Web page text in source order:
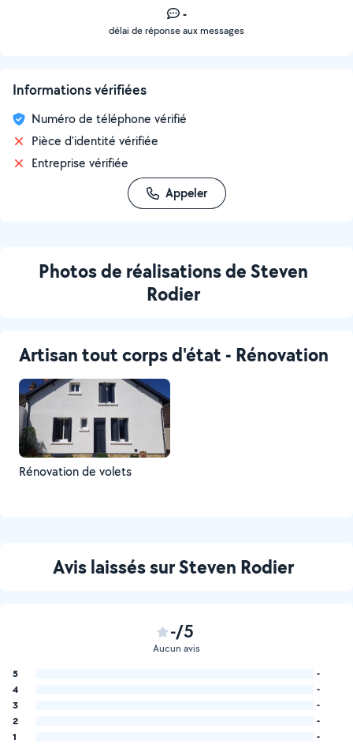
-
délai de réponse aux messages
Informations vérifiées
Numéro de téléphone vérifié
Pièce d'identité vérifiée
Entreprise vérifiée
Appeler
Photos de réalisations de Steven
Rodier
Artisan tout corps d'état - Rénovation
Rénovation de volets
Avis laissés sur Steven Rodier
-/5
Aucun avis
5
-
4
-
3
-
2
-
1
-